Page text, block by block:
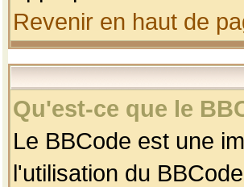
Revenir en haut de
Qu'est-ce que le
Le BBCode est une
l'utilisation du